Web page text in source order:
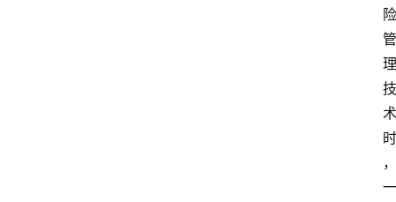
险
管
理
技
术
时
，
一